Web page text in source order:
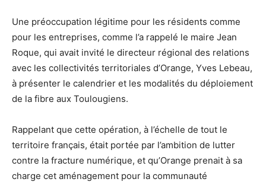
Une préoccupation légitime pour les résidents comme
pour les entreprises, comme l’a rappelé le maire Jean
Roque, qui avait invité le directeur régional des relations
avec les collectivités territoriales d’Orange, Yves Lebeau,
à présenter le calendrier et les modalités du déploiement
de la fibre aux Toulougiens.
Rappelant que cette opération, à l’échelle de tout le
territoire français, était portée par l’ambition de lutter
contre la fracture numérique, et qu’Orange prenait à sa
charge cet aménagement pour la communauté